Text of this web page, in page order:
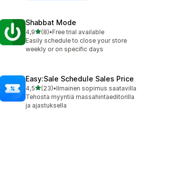
Shabbat Mode
4,9/ 5 tähteä
(8)
8 arvostelua yhteensä
•Free trial available
Easily schedule to close your store
weekly or on specific days
Easy:Sale Schedule Sales Price
4,5/ 5 tähteä
(23)
23 arvostelua yhteensä
•Ilmainen sopimus saatavilla
Tehosta myyntiä massahintaeditorilla
ja ajastuksella